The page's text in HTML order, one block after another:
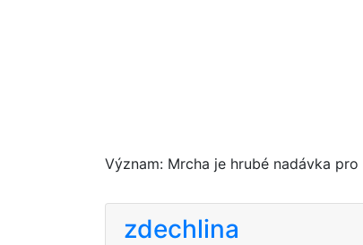
Význam: Mrcha je hrubé nadávka
zdechlina